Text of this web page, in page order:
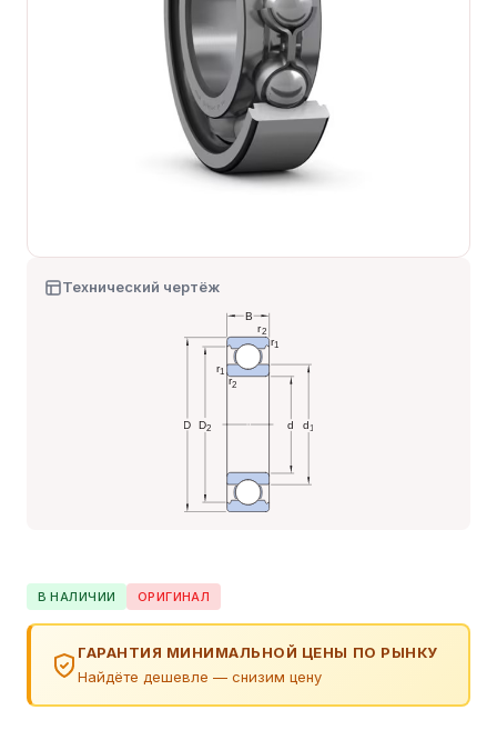
Технический чертёж
В НАЛИЧИИ ОРИГИНАЛ
ГАРАНТИЯ МИНИМАЛЬНОЙ ЦЕНЫ ПО РЫНКУ
Найдёте дешевле — снизим цену